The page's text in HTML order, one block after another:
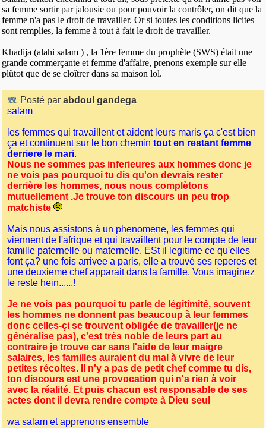
sa femme sortir par jalousie ou pour pouvoir la contrôler, on dit que la
femme n'a pas le droit de travailler. Or si toutes les conditions licites
sont remplies, la femme à tout à fait le droit de travailler.
Khadija (alahi salam ) , la 1ère femme du prophète (SWS) était une
grande commerçante et femme d'affaire, prenons exemple sur elle
plûtot que de se cloîtrer dans sa maison lol.
Posté par abdoul gandega
salam
les femmes qui travaillent et aident leurs maris ça c'est bien
ça et continuent sur le bon chemin tout en restant femme
derriere le mari.
Nous ne sommes pas inferieures aux hommes donc je
ne vois pas pourquoi tu dis qu'on devrais rester
derrière les hommes, nous nous complètons
mutuellement .Je trouve ton discours un peu trop
matchiste
Mais nous assistons à un phenomene, les femmes qui
viennent de l'afrique et qui travaillent pour le compte de leur
famille paternelle ou maternelle. ESt il legitime ce qu'elles
font ça? une fois arrivee a paris, elle a trouvé ses reperes et
une deuxieme chef apparait dans la famille. Vous imaginez
le reste hein......!
Je ne vois pas pourquoi tu parle de légitimité, souvent
les hommes ne donnent pas beaucoup à leur femmes
donc celles-çi se trouvent obligée de travailler(je ne
généralise pas), c'est très noble de leurs part au
contraire je trouve car sans l'aide de leur maigre
salaires, les familles auraient du mal à vivre de leur
petites récoltes. Il n'y a pas de petit chef comme tu dis,
ton discours est une provocation qui n'a rien à voir
avec la réalité. Et puis chacun est responsable de ses
actes dont il devra rendre compte à Dieu seul
wa salam et apprenons ensemble